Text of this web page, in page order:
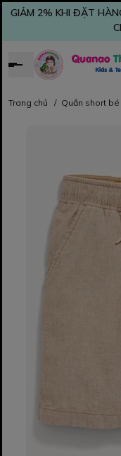
GIẢM 2% KHI ĐẶT
Trang chủ / Quần short bé